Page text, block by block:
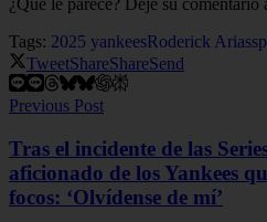
¿Qué le parece? Deje su comentario
Tags: 2025 yankeesRoderick Arias
TweetShareShareSend
Previous Post
Tras el incidente de las
aficionado de los Yankees
focos: ‘Olvídense de mí’